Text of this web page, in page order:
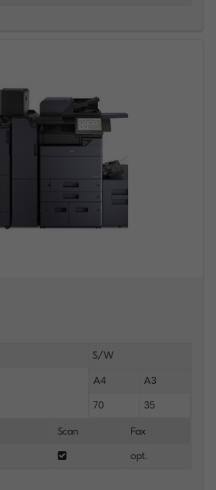
S/W
A4 A3
70 35
Scan Fax
opt.